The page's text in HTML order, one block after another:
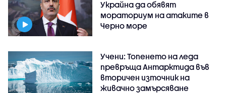
Украйна да обявят
мораториум на атаките в
Черно море
Учени: Топенето на леда
превръща Антарктида във
вторичен източник на
живачно замърсяване